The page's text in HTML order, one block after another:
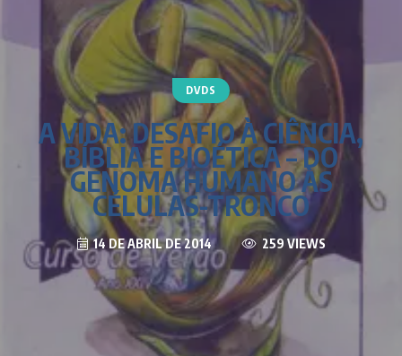
DVDS
A VIDA: DESAFIO À CIÊNCIA,
BÍBLIA E BIOÉTICA – DO
GENOMA HUMANO ÀS
CÉLULAS-TRONCO
14 DE ABRIL DE 2014 259 VIEWS